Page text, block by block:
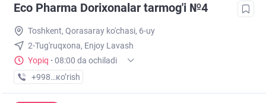
Eco Pharma Dorixonalar tarmog'i №4
Toshkent, Qorasaray ko'chasi, 6-uy
2-Tug'ruqxona, Enjoy Lavash
Yopiq · 08:00 da ochiladi
+998 (55) XXX-XX-XX
кo’rish